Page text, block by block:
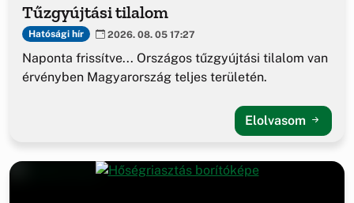
Tűzgyújtási tilalom
Hatósági hír 2026. 08. 05 17:27
Naponta frissítve... Országos tűzgyújtási tilalom van
érvényben Magyarország teljes területén.
Elolvasom